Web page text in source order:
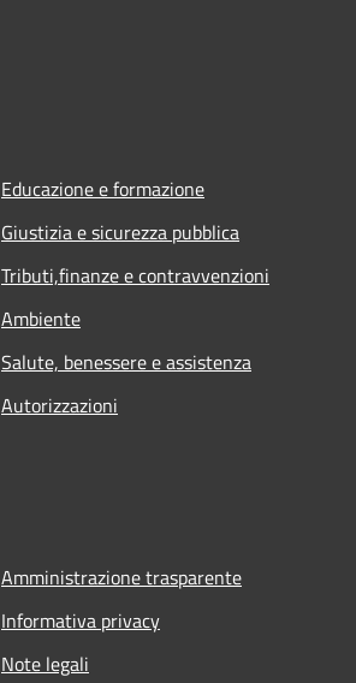
Educazione e formazione
Giustizia e sicurezza pubblica
Tributi,finanze e contravvenzioni
Ambiente
Salute, benessere e assistenza
Autorizzazioni
Amministrazione trasparente
Informativa privacy
Note legali